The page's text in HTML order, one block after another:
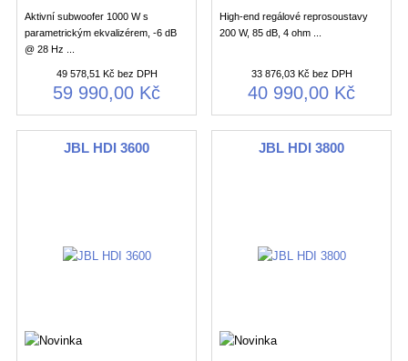
Aktivní subwoofer 1000 W s
parametrickým ekvalizérem, -6 dB
@ 28 Hz ...
49 578,51 Kč bez DPH
59 990,00 Kč
High-end regálové reprosoustavy
200 W, 85 dB, 4 ohm ...
33 876,03 Kč bez DPH
40 990,00 Kč
JBL HDI 3600 JBL HDI 3800